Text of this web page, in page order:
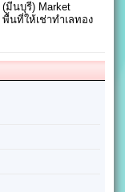
(มีนบุรี) Market
พื้นที่ให้เช่าทำเลทอง